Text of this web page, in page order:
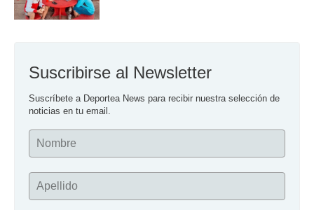
Suscribirse al Newsletter
Suscríbete a Deportea News para recibir nuestra selección de
noticias en tu email.
Nombre
Apellido